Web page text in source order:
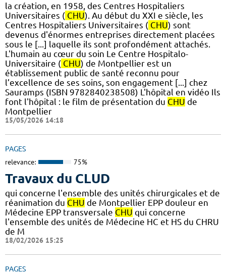
la création, en 1958, des Centres Hospitaliers
Universitaires ( CHU). Au début du XXI e siècle, les
Centres Hospitaliers Universitaires ( CHU) sont
devenus d'énormes entreprises directement placées
sous le [...] laquelle ils sont profondément attachés.
L'humain au cœur du soin Le Centre Hospitalo-
Universitaire ( CHU) de Montpellier est un
établissement public de santé reconnu pour
l’excellence de ses soins, son engagement [...] chez
Sauramps (ISBN 9782840238508) L'hôpital en vidéo Ils
font l'hôpital : le film de présentation du CHU de
Montpellier
15/05/2026 14:18
PAGES
relevance: 75%
Travaux du CLUD
qui concerne l'ensemble des unités chirurgicales et de
réanimation du CHU de Montpellier EPP douleur en
Médecine EPP transversale CHU qui concerne
l'ensemble des unités de Médecine HC et HS du CHRU
de M
18/02/2026 15:25
PAGES